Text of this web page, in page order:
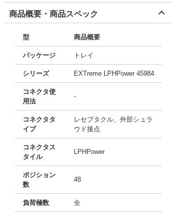
商品概要・商品スペック
型 商品概要
パッケージ トレイ
シリーズ EXTreme LPHPower 45984
コネクタ使
用法
-
コネクタタ
イプ
レセプタクル、外部シュラ
ウド接点
コネクタス
タイル
LPHPower
ポジション
数
48
負荷極数 全